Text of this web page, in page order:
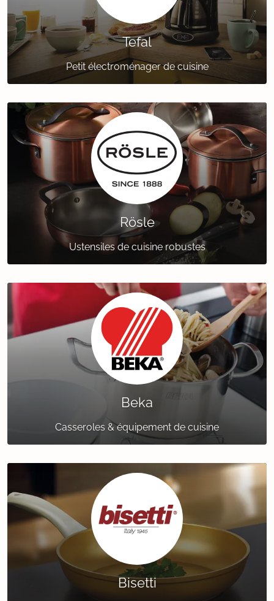
Tefal
Petit électroménager de cuisine
Rösle
Ustensiles de cuisine robustes
Beka
Casseroles & équipement de cuisine
Bisetti